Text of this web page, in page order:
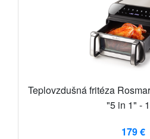
Teplovzdušná fritéza
"5 in 1" -
179 €